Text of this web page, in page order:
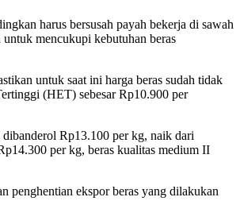
harus bersusah payah bekerja di sawah
mencukupi kebutuhan beras
untuk saat ini harga beras sudah tidak
(HET) sebesar Rp10.900 per
dibanderol Rp13.100 per kg, naik dari
per kg, beras kualitas medium II
penghentian ekspor beras yang dilakukan